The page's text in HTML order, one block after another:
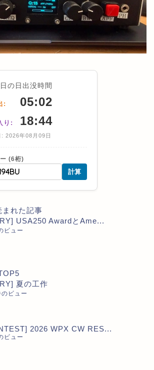
の日出没時間
: 05:02
り: 18:44
: 2026年08月09日
(6桁)
計算
れた記事
USA250 AwardとAme...
ビュー
夏の工作
ビュー
2026 WPX CW RES...
ビュー